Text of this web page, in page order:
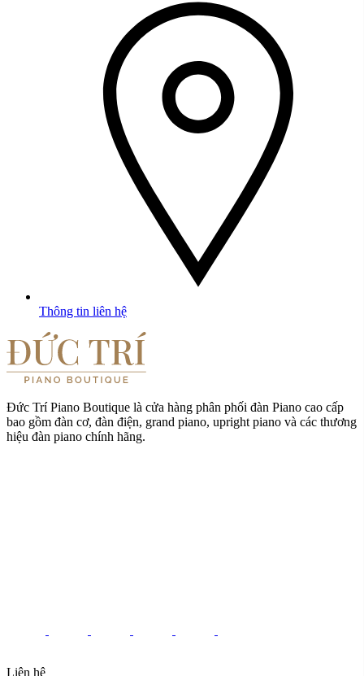
Thông tin liên hệ
Đức Trí Piano Boutique là cửa hàng phân phối đàn Piano cao cấp
bao gồm đàn cơ, đàn điện, grand piano, upright piano và các thương
hiệu đàn piano chính hãng.
Liên hệ